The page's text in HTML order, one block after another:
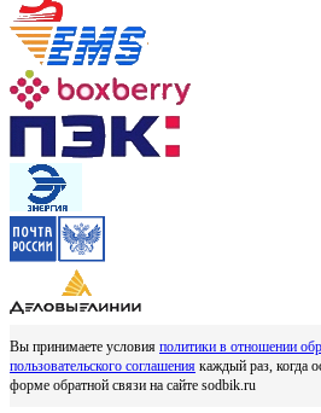
Вы принимаете условия политики в отношении
пользовательского соглашения каждый раз, когда
форме обратной связи на сайте sodbik.ru